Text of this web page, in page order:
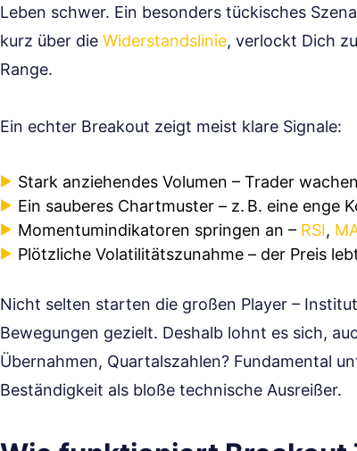
Leben schwer. Ein besonders tückisches
kurz über die Widerstandslinie, verlockt Dich
Range.
Ein echter Breakout zeigt meist klare Signale:
Stark anziehendes Volumen – Trader
Ein sauberes Chartmuster – z. B. eine enge
Momentumindikatoren springen an – RSI,
Plötzliche Volatilitätszunahme – der Preis
Nicht selten starten die großen Player –
Bewegungen gezielt. Deshalb lohnt es sich,
Übernahmen, Quartalszahlen? Fundamental
Beständigkeit als bloße technische Ausreißer.